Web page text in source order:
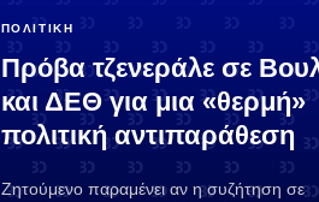
ΠΟΛΙΤΙΚΗ
Πρόβα τζενεράλε σε
και ΔΕΘ για μια «θερμή»
πολιτική αντιπαράθεση
Ζητούμενο παραμένει αν η συζήτηση σε